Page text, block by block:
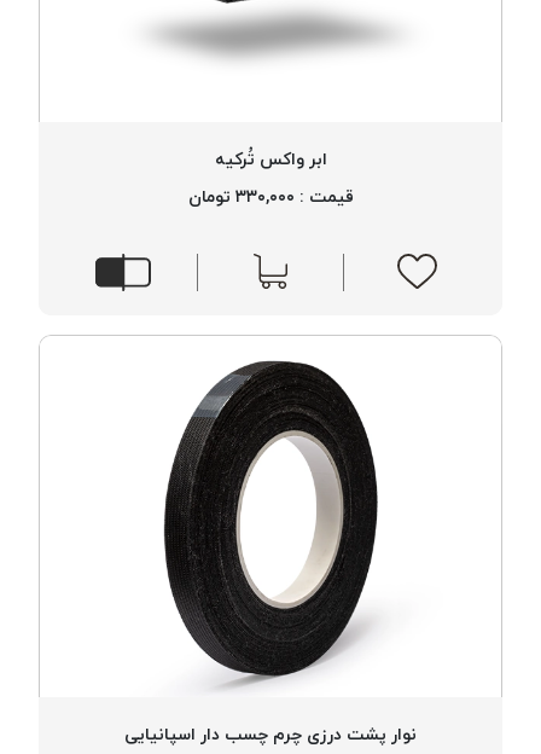
ابر واکس تُرکیه
قیمت : ۳۳۰,۰۰۰ تومان
نوار پشت درزی چرم چسب دار اسپانیایی